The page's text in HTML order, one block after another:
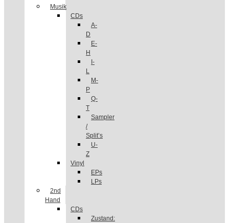
Musik
CDs
A-
D
E-
H
I-
L
M-
P
Q-
T
Sampler
/
Split’s
U-
Z
Vinyl
EPs
LPs
2nd
Hand
CDs
Zustand: